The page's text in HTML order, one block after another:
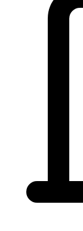
Mieten Sie
Sitze,